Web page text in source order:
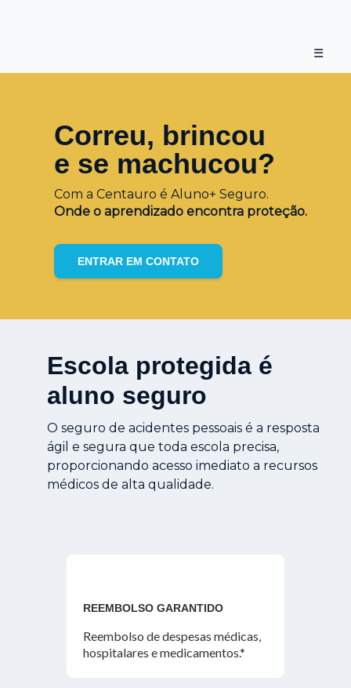
☰
Correu, brincou
e se machucou?
Com a Centauro é Aluno+ Seguro.
Onde o aprendizado encontra proteção.
ENTRAR EM CONTATO
Escola protegida é
aluno seguro
O seguro de acidentes pessoais é a resposta
ágil e segura que toda escola precisa,
proporcionando acesso imediato a recursos
médicos de alta qualidade.
REEMBOLSO GARANTIDO
Reembolso de despesas médicas,
hospitalares e medicamentos.*